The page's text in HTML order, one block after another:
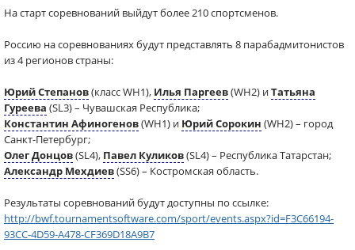
На старт соревнований выйдут более 210 спортсменов.
Россию на соревнованиях будут представлять 8 парабадмитонистов
из 4 регионов страны:
Юрий Степанов(класс WH1), Илья Паргеев(WH2) иТатьяна
Гуреева (SL3) – Чувашская Республика;
Константин Афиногенов(WH1) и Юрий Сорокин (WH2) – город
Санкт-Петербург;
Олег Донцов(SL4), Павел Куликов(SL4) – Республика Татарстан;
Александр Мехдиев(SS6) – Костромская область.
Результаты соревнований будут доступны по ссылке:
http://bwf.tournamentsoftware.com/sport/events.aspx?id=F3C66194-
93CC-4D59-A478-CF369D18A9B7